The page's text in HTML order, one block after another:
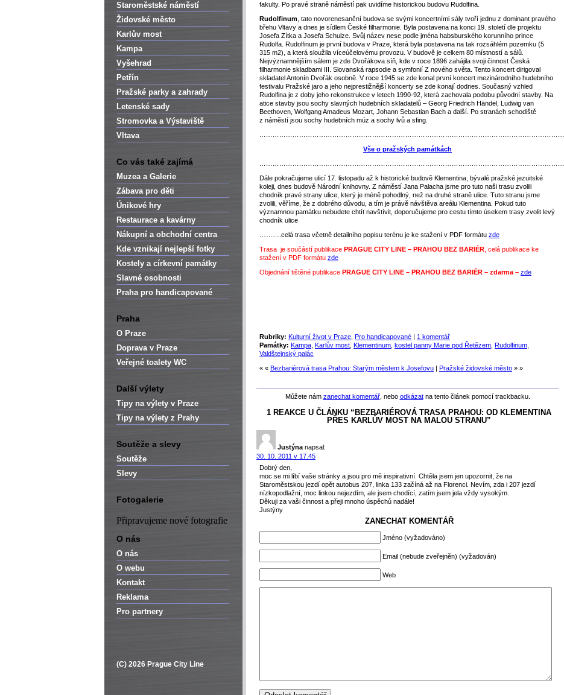
Staroměstské náměstí
Židovské město
Karlův most
Kampa
Vyšehrad
Petřín
Pražské parky a zahrady
Letenské sady
Stromovka a Výstaviště
Vltava
Co vás také zajímá
Muzea a Galerie
Zábava pro děti
Únikové hry
Restaurace a kavárny
Nákupní a obchodní centra
Kde vznikají nejlepší fotky
Kostely a církevní památky
Slavné osobnosti
Praha pro handicapované
Praha
O Praze
Doprava v Praze
Veřejné toalety WC
Další výlety
Tipy na výlety v Praze
Tipy na výlety z Prahy
Soutěže a slevy
Soutěže
Slevy
Fotogalerie
Připravujeme nové fotografie
O nás
O nás
O webu
Kontakt
Reklama
Pro partnery
(C) 2026 Prague City Line
fakulty. Po pravé straně náměstí pak uvidíme historickou budovu Rudolfina.
Rudolfinum , tato novorenesanční budova se svými koncertními sály tvoří jednu z dominant pravého
břehu Vltavy a dnes je sídlem České filharmonie. Byla postavena na konci 19. století dle projektu
Josefa Zítka a Josefa Schulze. Svůj název nese podle jména habsburského korunního prince
Rudolfa. Rudolfinum je první budova v Praze, která byla postavena na tak rozsáhlém pozemku (5
315 m2), a která sloužila víceúčelovému provozu. V budově je celkem 80 místností a sálů.
Nejvýznamnějším sálem je zde Dvořákova síň, kde v roce 1896 zahájila svoji činnost Česká
filharmonie skladbami III. Slovanská rapsodie a symfonií Z nového světa. Tento koncert dirigoval
skladatel Antonín Dvořák osobně. V roce 1945 se zde konal první koncert mezinárodního hudebního
festivalu Pražské jaro a jeho nejprestižnější koncerty se zde konají dodnes. Současný vzhled
Rudolfina je z doby jeho rekonstrukce v letech 1990-92, která zachovala podobu původní stavby. Na
atice stavby jsou sochy slavných hudebních skladatelů – Georg Friedrich Händel, Ludwig van
Beethoven, Wolfgang Amadeus Mozart, Johann Sebastian Bach a další. Po stranách schodiště
z náměstí jsou sochy hudebních múz a sochy lvů a sfing.
…………………………………………………………………………………………………………………………
Vše o pražských památkách
…………………………………………………………………………………………………………………………
Dále pokračujeme ulicí 17. listopadu až k historické budově Klementina, bývalé pražské jezuitské
koleji, dnes budově Národní knihovny. Z náměstí Jana Palacha jsme pro tuto naši trasu zvolili
chodník pravé strany ulice, který je méně pohodlný, než na druhé straně ulice. Tuto stranu jsme
zvolili, věříme, že z dobrého důvodu, a tím je právě návštěva areálu Klementina. Pokud tuto
významnou památku nebudete chtít navštívit, doporučujeme pro cestu tímto úsekem trasy zvolit levý
chodník ulice
……….celá trasa včetně detailního popisu terénu je ke stažení v PDF formátu zde
Trasa je součástí publikace PRAGUE CITY LINE – PRAHOU BEZ BARIÉR , celá publikace ke
stažení v PDF formátu zde
Objednání tištěné publikace PRAGUE CITY LINE – PRAHOU BEZ BARIÉR – zdarma – zde
Rubriky: Kulturní život v Praze Pro handicapované | 1 komentář
Památky: Kampa Karlův most Klementinum kostel panny Marie pod Řetězem Rudolfinum
Valdštejnský palác
« « Bezbariérová trasa Prahou: Starým městem k Josefovu | Pražské židovské město » »
Můžete nám zanechat komentář, nebo odkázatna tento článek pomocí trackbacku.
1 REAKCE U ČLÁNKU “BEZBARIÉROVÁ TRASA PRAHOU: OD KLEMENTINA
PŘES KARLŮV MOST NA MALOU STRANU”
Justýna napsal:
30. 10. 2011 v 17.45
Dobrý den,
moc se mi líbí vaše stránky a jsou pro mě inspirativní. Chtěla jsem jen upozornit, že na
Staroměstskou jezdí opět autobus 207, linka 133 začíná až na Florenci. Nevím, zda i 207 jezdí
nízkopodlažní, moc linkou nejezdím, ale jsem chodící, zatím jsem jela vždy vysokým.
Děkuji za vaši činnost a přeji mnoho úspěchů nadále!
Justýny
ZANECHAT KOMENTÁŘ
Jméno (vyžadováno)
Email (nebude zveřejněn) (vyžadován)
Web